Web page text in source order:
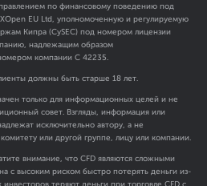
по финансовому поведению под
EU Ltd, уполномоченную и регулируемую
Кипра (CySEC) под номером лицензии
надлежащим образом
компании C 42235.
должны быть старше 18 лет.
только для информационных целей и не
совет. Взгляды, информация или
исключительно автору, а не
или другой группе, лицу или компании.
внимание, что CFD являются сложными
с высоким риском быстро потерять деньги из-